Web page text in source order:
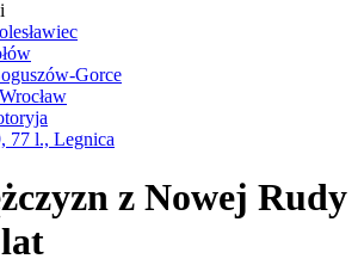
z Nowej Rudy